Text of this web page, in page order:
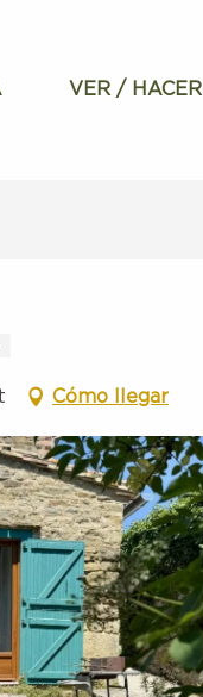
VER / HACER
Cómo llegar